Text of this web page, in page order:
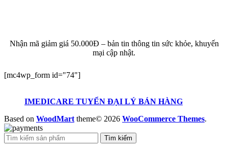
Nhận mã giảm giá 50.000Đ – bản tin thông tin sức khỏe, khuyến
mại cập nhật.
[mc4wp_form id="74"]
IMEDICARE TUYỂN ĐẠI LÝ BÁN HÀNG
Based on WoodMart theme© 2026 WooCommerce Themes.
Tìm kiếm